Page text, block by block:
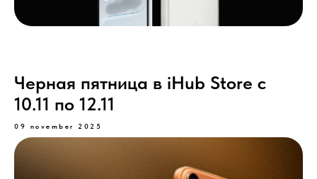
Черная пятница в iHub Store с
10.11 по 12.11
09 november 2025